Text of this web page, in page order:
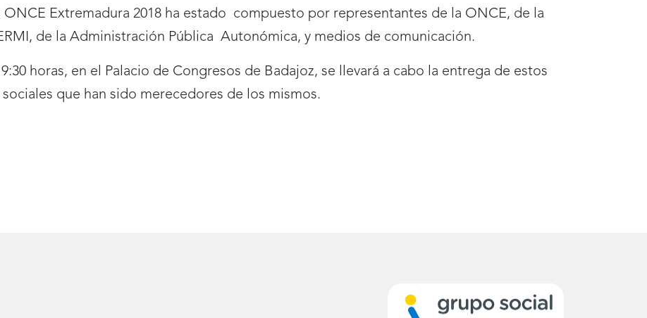
Extremadura 2018 ha estado compuesto por representantes de la ONCE, de la
de la Administración Pública Autonómica, y medios de comunicación.
horas, en el Palacio de Congresos de Badajoz, se llevará a cabo la entrega de estos
que han sido merecedores de los mismos.